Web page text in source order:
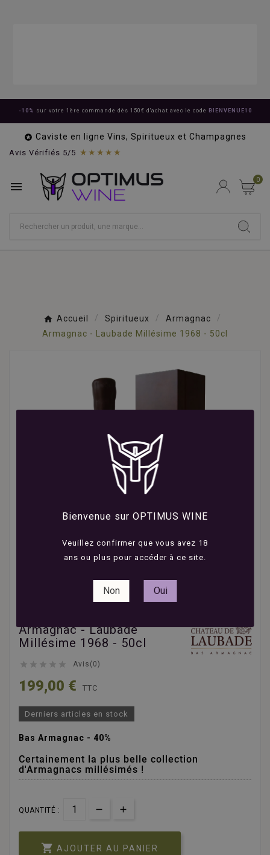
Bienvenue sur OPTIMUS WINE
Veuillez confirmer que vous avez 18
ans ou plus pour accéder à ce site.
Non Oui
-10% sur votre 1ère commande dès 150€ d'achat avec le code BIENVENUE10
 Caviste en ligne Vins, Spiritueux et Champagnes
Avis Vérifiés 5/5 ★★★★★
 0
Accueil Spiritueux
Armagnac
Armagnac - Laubade Millésime 1968 - 50cl
Armagnac - Laubade
Millésime 1968 - 50cl
     Avis(0)
199,00 € TTC
Derniers articles en stock
Bas Armagnac - 40%
Certainement la plus belle collection
d'Armagnacs millésimés !
QUANTITÉ :
 AJOUTER AU PANIER